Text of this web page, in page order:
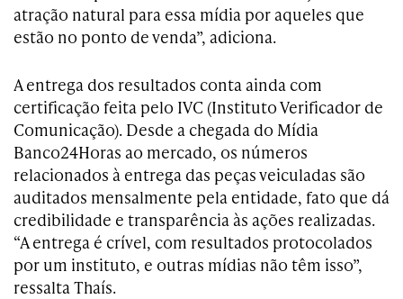
atração natural para essa mídia por aqueles que
estão no ponto de venda”, adiciona.
A entrega dos resultados conta ainda com
certificação feita pelo IVC (Instituto Verificador de
Comunicação). Desde a chegada do Mídia
Banco24Horas ao mercado, os números
relacionados à entrega das peças veiculadas são
auditados mensalmente pela entidade, fato que dá
credibilidade e transparência às ações realizadas.
“A entrega é crível, com resultados protocolados
por um instituto, e outras mídias não têm isso”,
ressalta Thaís.